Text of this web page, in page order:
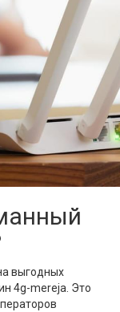
выгодных
4g-mereja. Это